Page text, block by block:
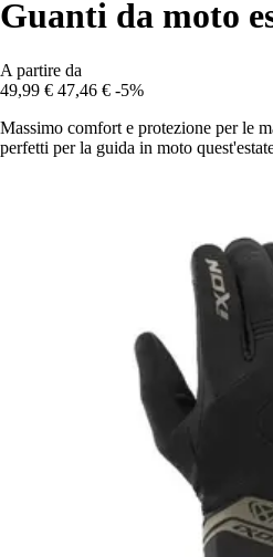
Guanti da moto
A partire da
49,99 € 47,46 € -5%
Massimo comfort e protezione per le
perfetti per la guida in moto